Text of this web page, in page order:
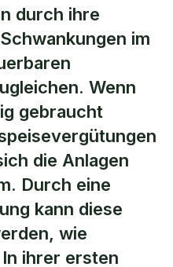
Flugzeuge
durch ihre
im
Wenn
gebraucht
die Anlagen
Durch eine
kann diese
wie
ihrer ersten